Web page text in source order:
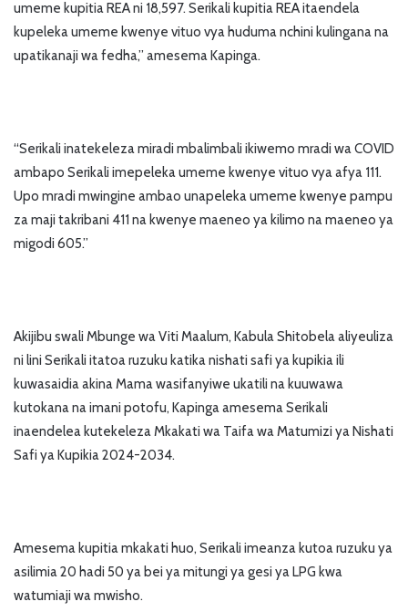
umeme kupitia REA ni 18,597. Serikali kupitia REA itaendela
kupeleka umeme kwenye vituo vya huduma nchini kulingana na
upatikanaji wa fedha,” amesema Kapinga.
“Serikali inatekeleza miradi mbalimbali ikiwemo mradi wa COVID
ambapo Serikali imepeleka umeme kwenye vituo vya afya 111.
Upo mradi mwingine ambao unapeleka umeme kwenye pampu
za maji takribani 411 na kwenye maeneo ya kilimo na maeneo ya
migodi 605.”
Akijibu swali Mbunge wa Viti Maalum, Kabula Shitobela aliyeuliza
ni lini Serikali itatoa ruzuku katika nishati safi ya kupikia ili
kuwasaidia akina Mama wasifanyiwe ukatili na kuuwawa
kutokana na imani potofu, Kapinga amesema Serikali
inaendelea kutekeleza Mkakati wa Taifa wa Matumizi ya Nishati
Safi ya Kupikia 2024-2034.
Amesema kupitia mkakati huo, Serikali imeanza kutoa ruzuku ya
asilimia 20 hadi 50 ya bei ya mitungi ya gesi ya LPG kwa
watumiaji wa mwisho.